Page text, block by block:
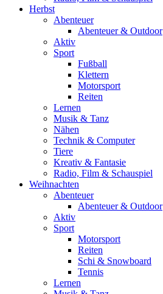
Herbst
Abenteuer
Abenteuer & Outdoor
Aktiv
Sport
Fußball
Klettern
Motorsport
Reiten
Lernen
Musik & Tanz
Nähen
Technik & Computer
Tiere
Kreativ & Fantasie
Radio, Film & Schauspiel
Weihnachten
Abenteuer
Abenteuer & Outdoor
Aktiv
Sport
Motorsport
Reiten
Schi & Snowboard
Tennis
Lernen